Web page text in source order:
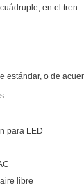
en el tren
estándar, o de
para LED
libre